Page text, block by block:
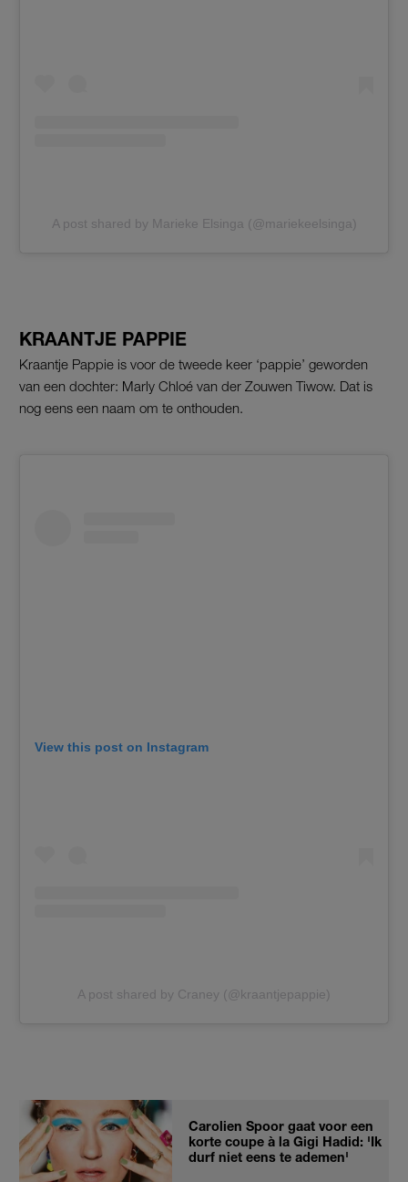
A post shared by Marieke Elsinga (@mariekeelsinga)
KRAANTJE PAPPIE
Kraantje Pappie is voor de tweede keer ‘pappie’ geworden
van een dochter: Marly Chloé van der Zouwen Tiwow. Dat is
nog eens een naam om te onthouden.
View this post on Instagram
A post shared by Craney (@kraantjepappie)
Carolien Spoor gaat voor een
korte coupe à la Gigi Hadid: 'Ik
durf niet eens te ademen'